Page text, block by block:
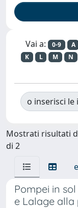
Vai a: 0-9 A
K
L M N
o inserisci le
Mostrati risultati
di 2
Pompei in
e Lalage alla